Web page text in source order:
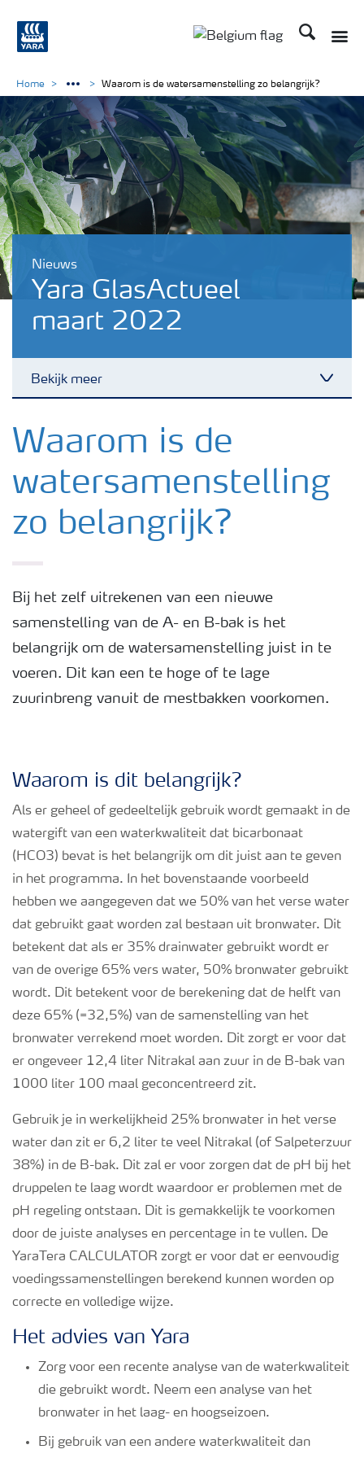
Zoek op
Nieuws
Yara GlasActueel
maart 2022
Bekijk meer
Nieuwsbrieven
Gewassen
Meststoffen
Home Waarom is de watersamenstelling zo belangrijk?
Waarom is de
watersamenstelling
zo belangrijk?
Bij het zelf uitrekenen van een nieuwe
samenstelling van de A- en B-bak is het
belangrijk om de watersamenstelling juist in te
voeren. Dit kan een te hoge of te lage
zuurinbreng vanuit de mestbakken voorkomen.
Waarom is dit belangrijk?
Als er geheel of gedeeltelijk gebruik wordt gemaakt in de
watergift van een waterkwaliteit dat bicarbonaat
(HCO3) bevat is het belangrijk om dit juist aan te geven
in het programma. In het bovenstaande voorbeeld
hebben we aangegeven dat we 50% van het verse water
dat gebruikt gaat worden zal bestaan uit bronwater. Dit
betekent dat als er 35% drainwater gebruikt wordt er
van de overige 65% vers water, 50% bronwater gebruikt
wordt. Dit betekent voor de berekening dat de helft van
deze 65% (=32,5%) van de samenstelling van het
bronwater verrekend moet worden. Dit zorgt er voor dat
er ongeveer 12,4 liter Nitrakal aan zuur in de B-bak van
1000 liter 100 maal geconcentreerd zit.
Gebruik je in werkelijkheid 25% bronwater in het verse
water dan zit er 6,2 liter te veel Nitrakal (of Salpeterzuur
38%) in de B-bak. Dit zal er voor zorgen dat de pH bij het
druppelen te laag wordt waardoor er problemen met de
pH regeling ontstaan. Dit is gemakkelijk te voorkomen
door de juiste analyses en percentage in te vullen. De
YaraTera CALCULATOR zorgt er voor dat er eenvoudig
voedingssamenstellingen berekend kunnen worden op
correcte en volledige wijze.
Het advies van Yara
Zorg voor een recente analyse van de waterkwaliteit
die gebruikt wordt. Neem een analyse van het
bronwater in het laag- en hoogseizoen.
Bij gebruik van een andere waterkwaliteit dan